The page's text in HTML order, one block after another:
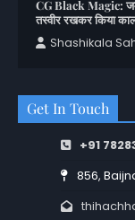
CG Black Magic:
तस्वीर रखकर किया
Shashikala
Get In Touch
+91
856,